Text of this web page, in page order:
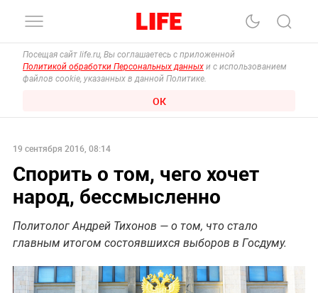
Посещая сайт life.ru, Вы соглашаетесь с приложенной
Политикой обработки Персональных данных и с использованием
файлов cookie, указанных в данной Политике.
ОК
19 сентября 2016, 08:14
Спорить о том, чего хочет
народ, бессмысленно
Политолог Андрей Тихонов — о том, что стало
главным итогом состоявшихся выборов в Госдуму.